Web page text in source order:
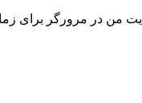
من در مرورگر برای